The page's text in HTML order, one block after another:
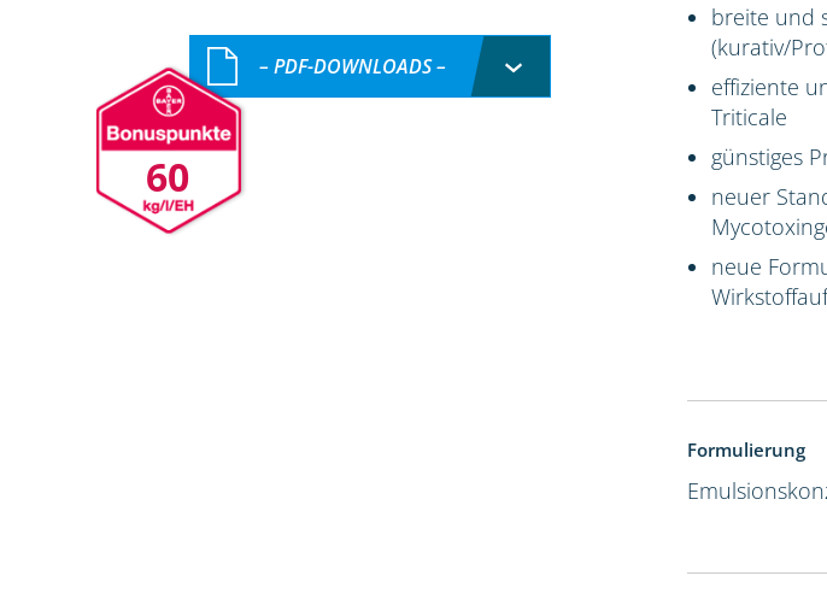
60
– PDF-DOWNLOADS –
breite und
(kurativ/
effiziente
Triticale
günstiges
neuer
neue
Formulierung